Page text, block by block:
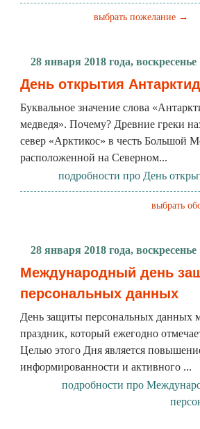
выбрать пожелание →
28 января 2018 года, воскресенье
День открытия
Буквальное значение слова
медведя». Почему? Древние греки
север «Арктикос» в честь Большой
расположенной на Северном...
подробности про День
выбрать
28 января 2018 года, воскресенье
Международный день
персональных данных
День защиты персональных данных
праздник, который ежегодно
Целью этого Дня является
информированности и активного ...
подробности про